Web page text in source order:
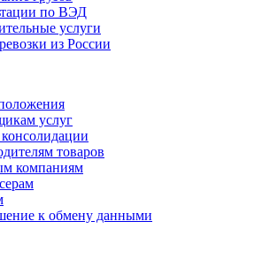
по ВЭД
услуги
из России
услуг
товаров
компаниям
к обмену данными